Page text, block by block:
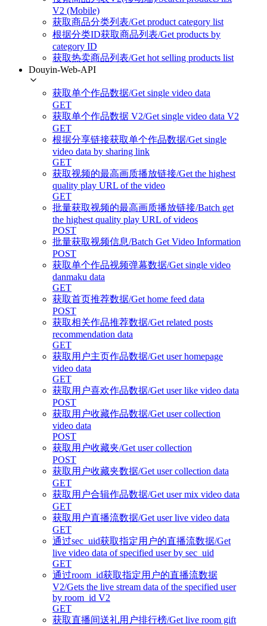
V2 (Mobile)
获取商品分类列表/Get product category list
根据分类ID获取商品列表/Get products by
category ID
获取热卖商品列表/Get hot selling products list
Douyin-Web-API
获取单个作品数据/Get single video data
GET
获取单个作品数据 V2/Get single video data V2
GET
根据分享链接获取单个作品数据/Get single
video data by sharing link
GET
获取视频的最高画质播放链接/Get the highest
quality play URL of the video
GET
批量获取视频的最高画质播放链接/Batch get
the highest quality play URL of videos
POST
批量获取视频信息/Batch Get Video Information
POST
获取单个作品视频弹幕数据/Get single video
danmaku data
GET
获取首页推荐数据/Get home feed data
POST
获取相关作品推荐数据/Get related posts
recommendation data
GET
获取用户主页作品数据/Get user homepage
video data
GET
获取用户喜欢作品数据/Get user like video data
POST
获取用户收藏作品数据/Get user collection
video data
POST
获取用户收藏夹/Get user collection
POST
获取用户收藏夹数据/Get user collection data
GET
获取用户合辑作品数据/Get user mix video data
GET
获取用户直播流数据/Get user live video data
GET
通过sec_uid获取指定用户的直播流数据/Get
live video data of specified user by sec_uid
GET
通过room_id获取指定用户的直播流数据
V2/Gets the live stream data of the specified user
by room_id V2
GET
获取直播间送礼用户排行榜/Get live room gift